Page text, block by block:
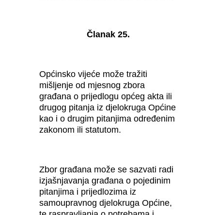
Članak 25.
Općinsko vijeće može tražiti
mišljenje od mjesnog zbora
građana o prijedlogu općeg akta ili
drugog pitanja iz djelokruga Općine
kao i o drugim pitanjima određenim
zakonom ili statutom.
Zbor građana može se sazvati radi
izjašnjavanja građana o pojedinim
pitanjima i prijedlozima iz
samoupravnog djelokruga Općine,